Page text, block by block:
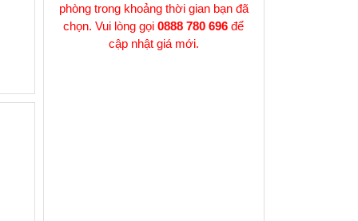
phòng trong khoảng thời gian bạn đã
chọn. Vui lòng gọi0888 780 696 để
cập nhật giá mới.